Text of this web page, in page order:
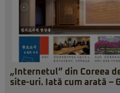
„Internetul” din Coreea
site-uri. Iată cum arată –